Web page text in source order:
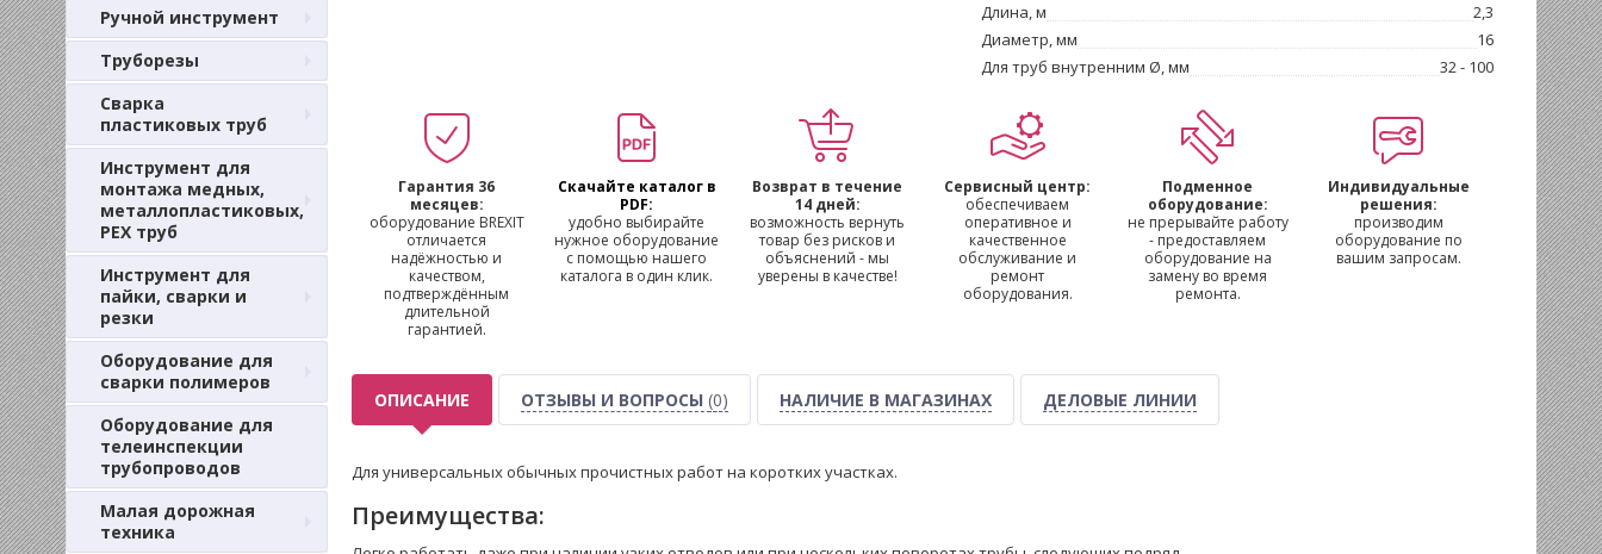
Ручной инструмент
Труборезы
Сварка
пластиковых труб
Инструмент для
монтажа медных,
металлопластиковых,
PEX труб
Инструмент для
пайки, сварки и
резки
Оборудование для
сварки полимеров
Оборудование для
телеинспекции
трубопроводов
Малая дорожная
техника
Длина, м
2,3
Диаметр, мм
16
Для труб внутренним Ø, мм
32 - 100
Гарантия 36
месяцев:
оборудование BREXIT
отличается
надёжностью и
качеством,
подтверждённым
длительной
гарантией.
Скачайте каталог в
PDF:
удобно выбирайте
нужное оборудование
с помощью нашего
каталога в один клик.
Возврат в течение
14 дней:
возможность вернуть
товар без рисков и
объяснений - мы
уверены в качестве!
Сервисный центр:
обеспечиваем
оперативное и
качественное
обслуживание и
ремонт
оборудования.
Подменное
оборудование:
не прерывайте работу
- предоставляем
оборудование на
замену во время
ремонта.
Индивидуальные
решения:
производим
оборудование по
вашим запросам.
ОПИСАНИЕ ОТЗЫВЫ И ВОПРОСЫ (0) НАЛИЧИЕ В МАГАЗИНАХ ДЕЛОВЫЕ ЛИНИИ
Для универсальных обычных прочистных работ на коротких участках.
Преимущества: